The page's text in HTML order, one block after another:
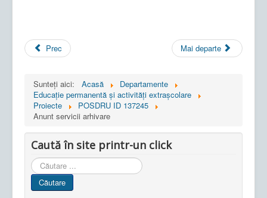
Prec Mai departe
Sunteți aici: Acasă
Departamente
Educaţie permanentă şi activităţi extraşcolare
Proiecte
POSDRU ID 137245
Anunt servicii arhivare
Caută în site printr-un click
Cauta
in
site
Căutare